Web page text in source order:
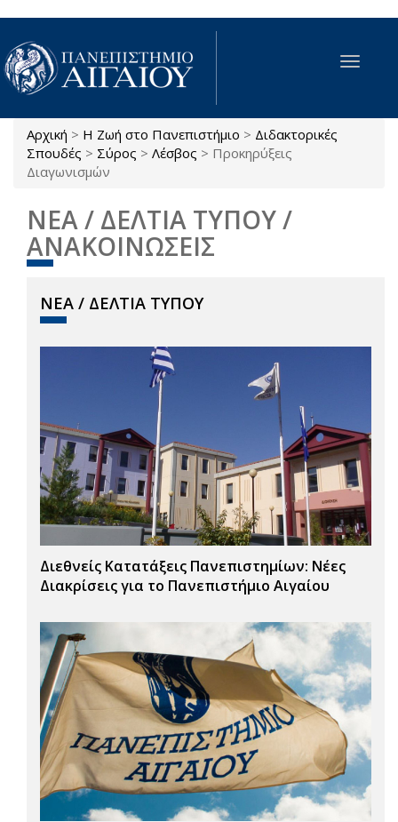
Παράκαμψη προς το κυρίως περιεχόμενο
Toggle
Είστε εδώ
Αρχική > Η Ζωή στο Πανεπιστήμιο > Διδακτορικές
Σπουδές > Σύρος > Λέσβος > Προκηρύξεις
Διαγωνισμών
ΝΕΑ / ΔΕΛΤΙΑ ΤΥΠΟΥ /
ΑΝΑΚΟΙΝΩΣΕΙΣ
ΝΕΑ / ΔΕΛΤΙΑ ΤΥΠΟΥ
Διεθνείς Κατατάξεις Πανεπιστημίων: Νέες
Διακρίσεις για το Πανεπιστήμιο Αιγαίου